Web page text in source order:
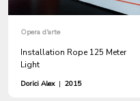
Opera d'arte
Installation Rope 125 Meter
Light
Dorici Alex | 2015